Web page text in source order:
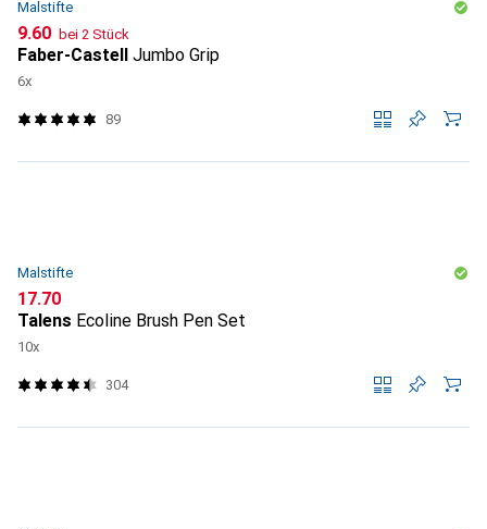
Malstifte
CHF
9.60 bei 2 Stück
Faber-Castell Jumbo Grip
6x
89
Malstifte
CHF
17.70
Talens Ecoline Brush Pen Set
10x
304